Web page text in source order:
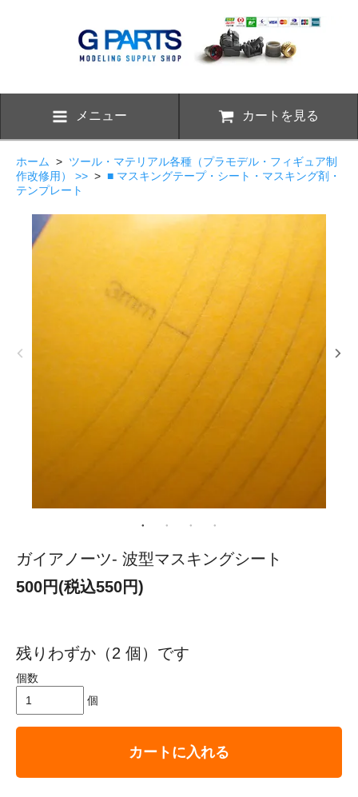
メニュー カートを見る
ホーム > ツール・マテリアル各種（プラモデル・フィギュア制
作改修用） >> > ■ マスキングテープ・シート・マスキング剤・
テンプレート
ガイアノーツ- 波型マスキングシート
500円(税込550円)
残りわずか（2 個）です
個数
個
カートに入れる